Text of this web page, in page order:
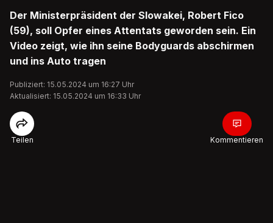
Der Ministerpräsident der Slowakei, Robert Fico
(59), soll Opfer eines Attentats geworden sein. Ein
Video zeigt, wie ihn seine Bodyguards abschirmen
und ins Auto tragen
Publiziert: 15.05.2024 um 16:27 Uhr
Aktualisiert: 15.05.2024 um 16:33 Uhr
Teilen Kommentieren